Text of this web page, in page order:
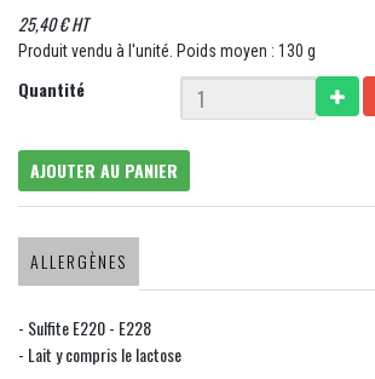
25,40 € HT
Produit vendu à l'unité. Poids moyen : 130 g
Quantité
AJOUTER AU PANIER
ALLERGÈNES
- Sulfite E220 - E228
- Lait y compris le lactose